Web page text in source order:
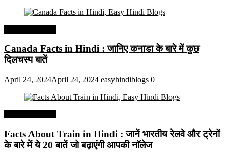
Canada Facts in Hindi : जानिए कनाडा के बारे में कुछ
दिलचस्प बातें
April 24, 2024April 24, 2024 easyhindiblogs 0
Facts About Train in Hindi : जानें भारतीय रेलवे और ट्रेनों
के बारे में ये 20 बातें जो बढ़ाएंगी आपकी नाॅलेज